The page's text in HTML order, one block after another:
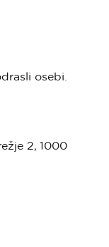
osebi.
2, 1000